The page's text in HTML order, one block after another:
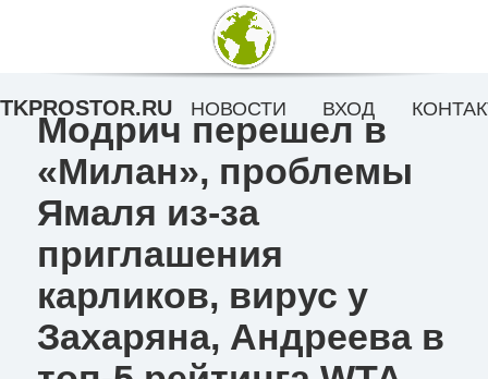
Модрич перешел в
«Милан», проблемы
Ямаля из-за
приглашения
карликов, вирус у
Захаряна, Андреева в
TKPROSTOR.RU НОВОСТИ ВХОД